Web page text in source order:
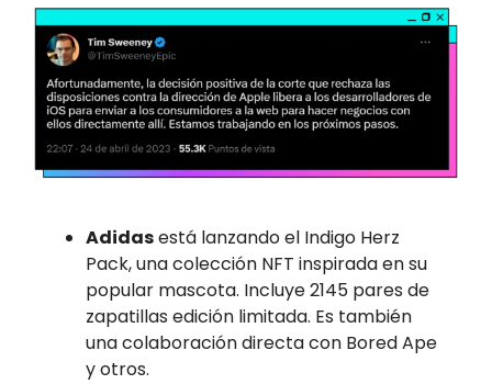
Adidasestá lanzando el Indigo Herz
Pack, una colección NFT inspirada en su
popular mascota. Incluye 2145 pares de
zapatillas edición limitada. Es también
una colaboración directa con Bored Ape
y otros.